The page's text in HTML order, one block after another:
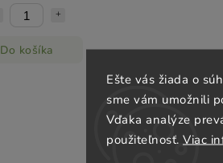
Ešte vás žiada o
sme vám umožnili
Vďaka analýze
použiteľnosť. Viac
Do košíka
BIO